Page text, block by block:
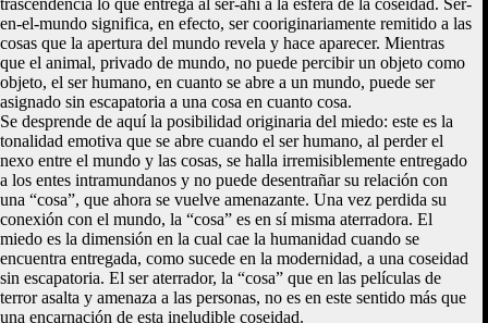
en-el-mundo significa, en efecto, ser cooriginariamente remitido a las
cosas que la apertura del mundo revela y hace aparecer. Mientras
que el animal, privado de mundo, no puede percibir un objeto como
objeto, el ser humano, en cuanto se abre a un mundo, puede ser
asignado sin escapatoria a una cosa en cuanto cosa.
Se desprende de aquí la posibilidad originaria del miedo: este es la
tonalidad emotiva que se abre cuando el ser humano, al perder el
nexo entre el mundo y las cosas, se halla irremisiblemente entregado
a los entes intramundanos y no puede desentrañar su relación con
una “cosa”, que ahora se vuelve amenazante. Una vez perdida su
conexión con el mundo, la “cosa” es en sí misma aterradora. El
miedo es la dimensión en la cual cae la humanidad cuando se
encuentra entregada, como sucede en la modernidad, a una coseidad
sin escapatoria. El ser aterrador, la “cosa” que en las películas de
terror asalta y amenaza a las personas, no es en este sentido más que
una encarnación de esta ineludible coseidad.